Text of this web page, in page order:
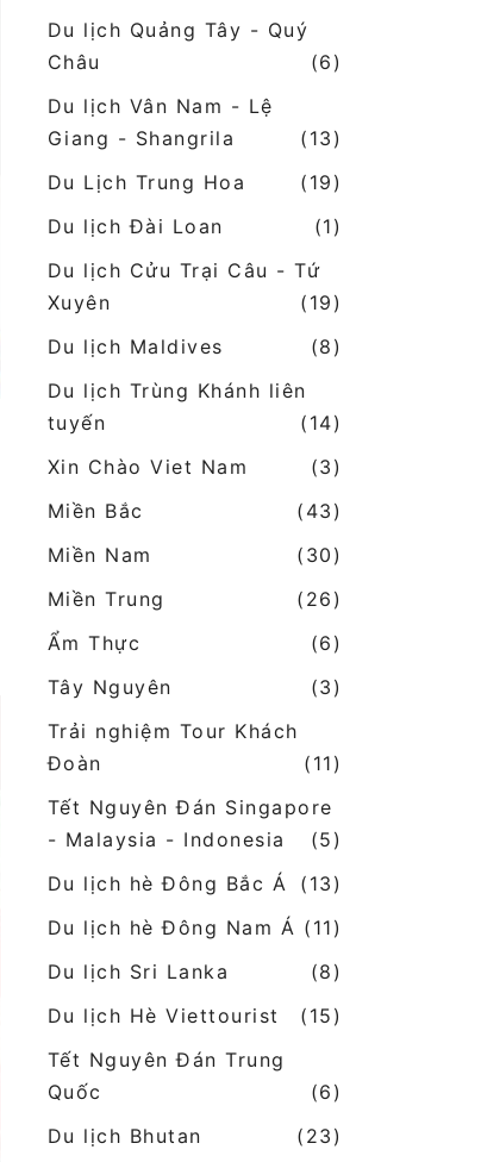
Du lịch Quảng Tây - Quý
Châu
(6)
Du lịch Vân Nam - Lệ
Giang - Shangrila
(13)
Du Lịch Trung Hoa
(19)
Du lịch Đài Loan
(1)
Du lịch Cửu Trại Câu - Tứ
Xuyên
(19)
Du lịch Maldives
(8)
Du lịch Trùng Khánh liên
tuyến
(14)
Xin Chào Viet Nam
(3)
Miền Bắc
(43)
Miền Nam
(30)
Miền Trung
(26)
Ẩm Thực
(6)
Tây Nguyên
(3)
Trải nghiệm Tour Khách
Đoàn
(11)
Tết Nguyên Đán Singapore
- Malaysia - Indonesia
(5)
Du lịch hè Đông Bắc Á
(13)
Du lịch hè Đông Nam Á (11)
Du lịch Sri Lanka
(8)
Du lịch Hè Viettourist
(15)
Tết Nguyên Đán Trung
Quốc
(6)
Du lịch Bhutan
(23)